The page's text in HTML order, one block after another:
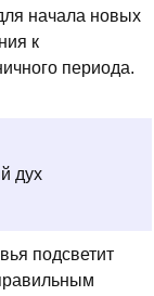
начала новых
к
периода.
дух
подсветит